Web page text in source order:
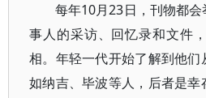
每年10月23日，刊物都
事人的采访、回忆录和文件
相。年轻一代开始了解到他们
如纳吉、毕波等人，后者是